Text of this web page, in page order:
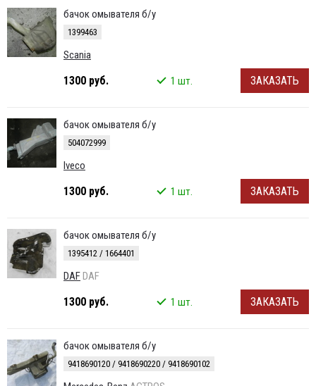
бачок омывателя б/у
1399463
Scania
1300 руб. 1 шт. ЗАКАЗАТЬ
бачок омывателя б/у
504072999
Iveco
1300 руб. 1 шт. ЗАКАЗАТЬ
бачок омывателя б/у
1395412 / 1664401
DAFDAF
1300 руб. 1 шт. ЗАКАЗАТЬ
бачок омывателя б/у
9418690120 / 9418690220 / 9418690102